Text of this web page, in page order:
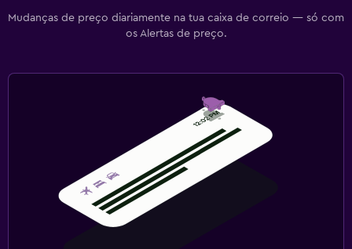
Mudanças de preço diariamente na tua caixa de correio — só com
os Alertas de preço.